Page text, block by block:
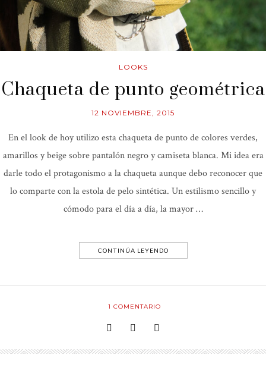
LOOKS
Chaqueta de punto geométrica
12 NOVIEMBRE, 2015
En el look de hoy utilizo esta chaqueta de punto de colores verdes,
amarillos y beige sobre pantalón negro y camiseta blanca. Mi idea era
darle todo el protagonismo a la chaqueta aunque debo reconocer que
lo comparte con la estola de pelo sintética. Un estilismo sencillo y
cómodo para el día a día, la mayor …
CONTINÚA LEYENDO
1 COMENTARIO